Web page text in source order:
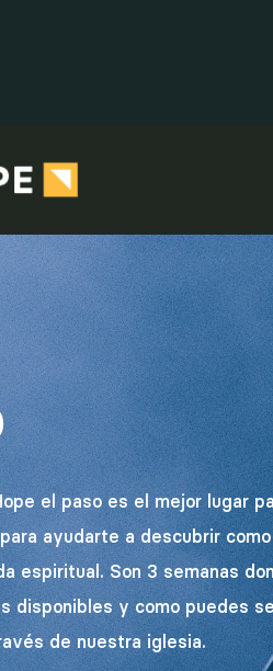
el paso es el mejor lugar
ayudarte a descubrir
espiritual. Son 3 semanas
disponibles y como puedes
de nuestra iglesia.